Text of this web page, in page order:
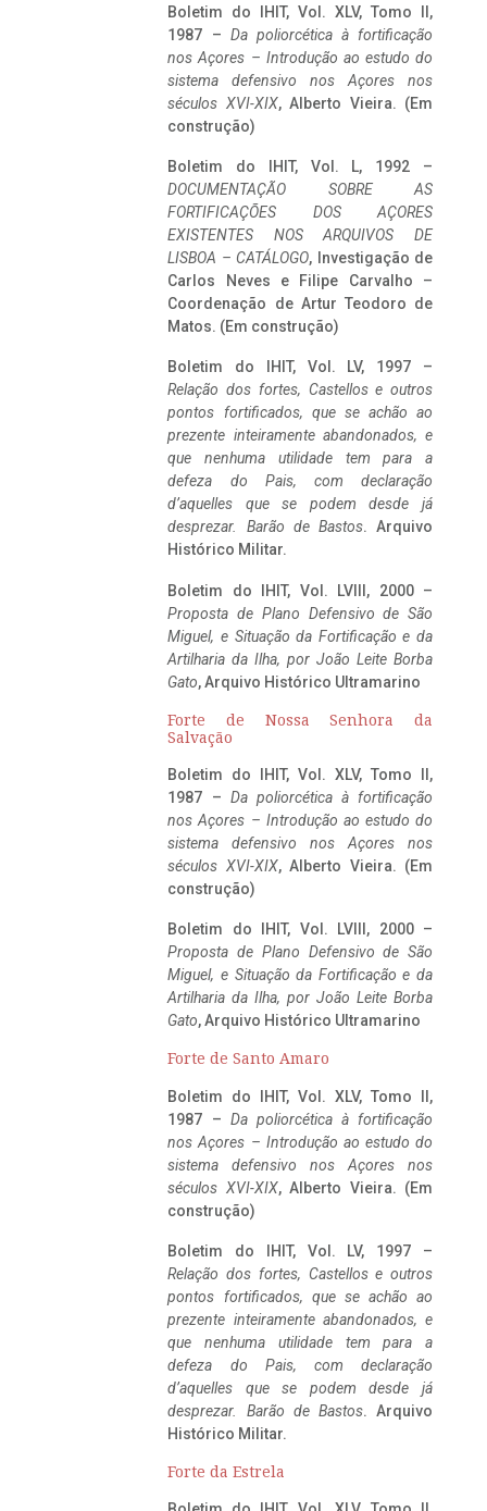
Boletim do IHIT, Vol. XLV, Tomo II,
1987 – Da poliorcética à fortificação
nos Açores – Introdução ao estudo do
sistema defensivo nos Açores nos
séculos XVI-XIX, Alberto Vieira. (Em
construção)
Boletim do IHIT, Vol. L, 1992 –
DOCUMENTAÇÃO SOBRE AS
FORTIFICAÇÕES DOS AÇORES
EXISTENTES NOS ARQUIVOS DE
LISBOA – CATÁLOGO, Investigação de
Carlos Neves e Filipe Carvalho –
Coordenação de Artur Teodoro de
Matos. (Em construção)
Boletim do IHIT, Vol. LV, 1997 –
Relação dos fortes, Castellos e outros
pontos fortificados, que se achão ao
prezente inteiramente abandonados, e
que nenhuma utilidade tem para a
defeza do Pais, com declaração
d’aquelles que se podem desde já
desprezar. Barão de Bastos. Arquivo
Histórico Militar.
Boletim do IHIT, Vol. LVIII, 2000 –
Proposta de Plano Defensivo de São
Miguel, e Situação da Fortificação e da
Artilharia da Ilha, por João Leite Borba
Gato, Arquivo Histórico Ultramarino
Forte de Nossa Senhora da
Salvação
Boletim do IHIT, Vol. XLV, Tomo II,
1987 – Da poliorcética à fortificação
nos Açores – Introdução ao estudo do
sistema defensivo nos Açores nos
séculos XVI-XIX, Alberto Vieira. (Em
construção)
Boletim do IHIT, Vol. LVIII, 2000 –
Proposta de Plano Defensivo de São
Miguel, e Situação da Fortificação e da
Artilharia da Ilha, por João Leite Borba
Gato, Arquivo Histórico Ultramarino
Forte de Santo Amaro
Boletim do IHIT, Vol. XLV, Tomo II,
1987 – Da poliorcética à fortificação
nos Açores – Introdução ao estudo do
sistema defensivo nos Açores nos
séculos XVI-XIX, Alberto Vieira. (Em
construção)
Boletim do IHIT, Vol. LV, 1997 –
Relação dos fortes, Castellos e outros
pontos fortificados, que se achão ao
prezente inteiramente abandonados, e
que nenhuma utilidade tem para a
defeza do Pais, com declaração
d’aquelles que se podem desde já
desprezar. Barão de Bastos. Arquivo
Histórico Militar.
Forte da Estrela